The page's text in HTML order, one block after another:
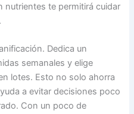
nutrientes te permitirá cuidar
Dedica un
semanales y elige
lotes. Esto no solo ahorra
a evitar decisiones poco
Con un poco de